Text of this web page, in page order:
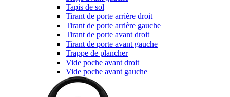
Tapis de sol
Tirant de porte arrière droit
Tirant de porte arrière gauche
Tirant de porte avant droit
Tirant de porte avant gauche
Trappe de plancher
Vide poche avant droit
Vide poche avant gauche